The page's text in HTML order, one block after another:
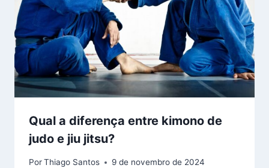
Qual a diferença entre kimono de
judo e jiu jitsu?
PorThiago Santos 9 de novembro de 2024